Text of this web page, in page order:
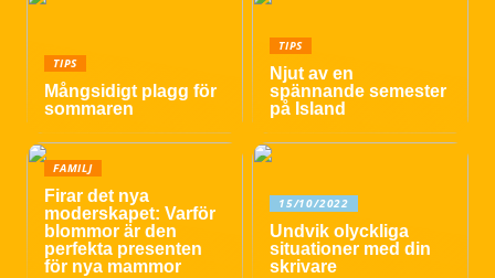
TIPS
Mångsidigt plagg för
sommaren
TIPS
Njut av en
spännande semester
på Island
FAMILJ
Firar det nya
moderskapet: Varför
blommor är den
perfekta presenten
för nya mammor
15/10/2022
Undvik olyckliga
situationer med din
skrivare